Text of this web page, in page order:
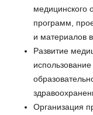
медицинского
программ,
и материалов
Развитие
Организация